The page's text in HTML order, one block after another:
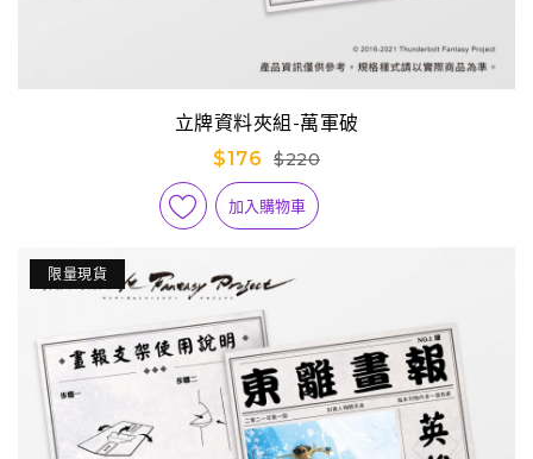
立牌資料夾組-萬軍破
$176
$220
加入購物車
限量現貨